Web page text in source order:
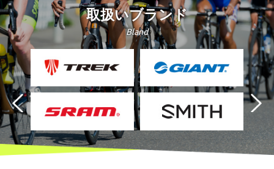
取扱いブランド
Bland